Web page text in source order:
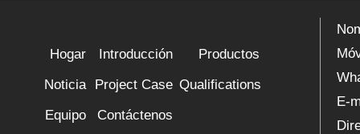
Hogar Introducción
Productos
Noticia
Project Case Qualifications
Equipo
Contáctenos
E-